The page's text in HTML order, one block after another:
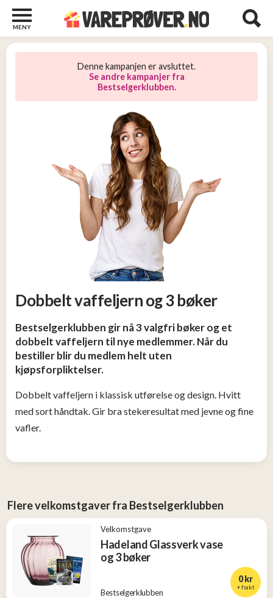
MENY
Denne kampanjen er avsluttet.
Se andre kampanjer fra
Bestselgerklubben.
Dobbelt vaffeljern og 3 bøker
Bestselgerklubben gir nå 3 valgfri bøker og et
dobbelt vaffeljern til nye medlemmer. Når du
bestiller blir du medlem helt uten
kjøpsforpliktelser.
Dobbelt vaffeljern i klassisk utførelse og design. Hvitt
med sort håndtak. Gir bra stekeresultat med jevne og fine
vafler.
Flere velkomstgaver fra Bestselgerklubben
Velkomstgave
Hadeland Glassverk vase
og 3 bøker
Bestselgerklubben
0 kr
+ frakt
Barn
Bøker
Kosttilskudd
penger
13
Konkurranser
Populære
Nye